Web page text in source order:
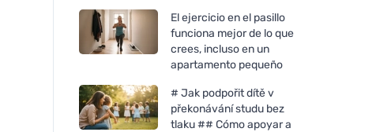
El ejercicio en el pasillo
funciona mejor de lo que
crees, incluso en un
apartamento pequeño
# Jak podpořit dítě v
překonávání studu bez
tlaku ## Cómo apoyar a